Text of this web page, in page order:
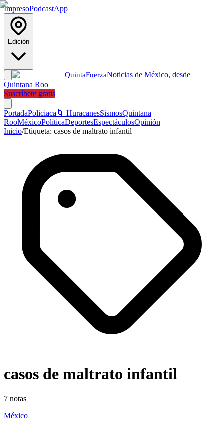
ImpresoPodcastApp
Edición
QuintaFuerzaNoticias de México, desde
Quintana Roo
Suscríbete gratis
PortadaPoliciaca 🌀 HuracanesSismosQuintana
RooMéxicoPolíticaDeportesEspectáculosOpinión
Inicio/Etiqueta: casos de maltrato infantil
casos de maltrato infantil
7 notas
México